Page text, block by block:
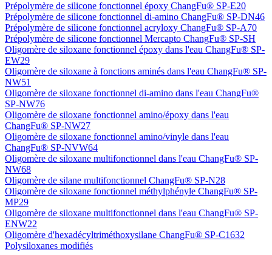
Prépolymère de silicone fonctionnel époxy ChangFu® SP-E20
Prépolymère de silicone fonctionnel di-amino ChangFu® SP-DN46
Prépolymère de silicone fonctionnel acryloxy ChangFu® SP-A70
Prépolymère de silicone fonctionnel Mercapto ChangFu® SP-SH
Oligomère de siloxane fonctionnel époxy dans l'eau ChangFu® SP-
EW29
Oligomère de siloxane à fonctions aminés dans l'eau ChangFu® SP-
NW51
Oligomère de siloxane fonctionnel di-amino dans l'eau ChangFu®
SP-NW76
Oligomère de siloxane fonctionnel amino/époxy dans l'eau
ChangFu® SP-NW27
Oligomère de siloxane fonctionnel amino/vinyle dans l'eau
ChangFu® SP-NVW64
Oligomère de siloxane multifonctionnel dans l'eau ChangFu® SP-
NW68
Oligomère de silane multifonctionnel ChangFu® SP-N28
Oligomère de siloxane fonctionnel méthylphényle ChangFu® SP-
MP29
Oligomère de siloxane multifonctionnel dans l'eau ChangFu® SP-
ENW22
Oligomère d'hexadécyltriméthoxysilane ChangFu® SP-C1632
Polysiloxanes modifiés